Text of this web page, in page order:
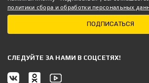
политики сбора и обработки персональных
ПОДПИСАТЬСЯ
CЛЕДУЙТЕ ЗА НАМИ В СОЦСЕТЯХ!